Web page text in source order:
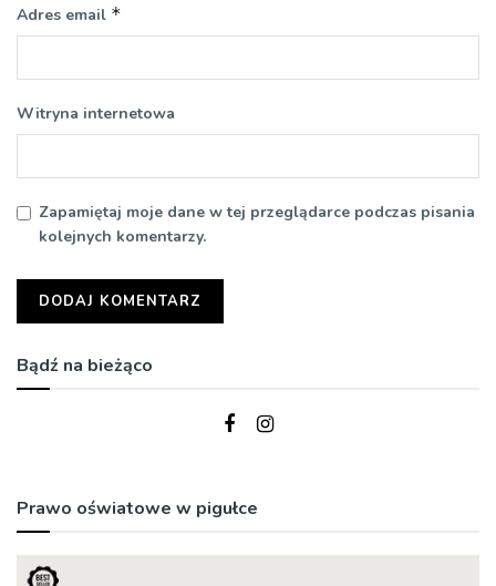
Adres email *
Witryna internetowa
Zapamiętaj moje dane w tej przeglądarce podczas pisania
kolejnych komentarzy.
Bądź na bieżąco
Prawo oświatowe w pigułce